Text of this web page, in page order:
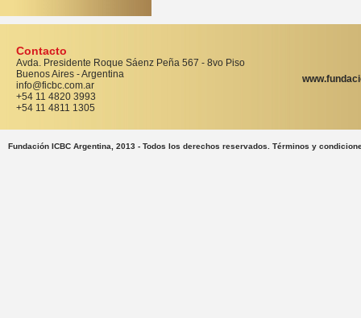
Contacto
Avda. Presidente Roque Sáenz Peña 567 - 8vo Piso
Buenos Aires - Argentina
info@ficbc.com.ar
+54 11 4820 3993
+54 11 4811 1305
Fundación ICBC Argentina, 2013 - Todos los derechos reservados. Términos y